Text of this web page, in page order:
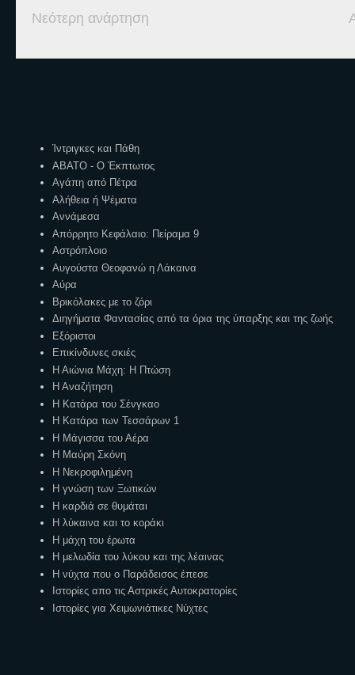
Νεότερη ανάρτηση
Ίντριγκες και Πάθη
ΑΒΑΤΟ - Ο Έκπτωτος
Αγάπη από Πέτρα
Αλήθεια ή Ψέματα
Αννάμεσα
Απόρρητο Κεφάλαιο: Πείραμα 9
Αστρόπλοιο
Αυγούστα Θεοφανώ η Λάκαινα
Αύρα
Βρικόλακες με το ζόρι
Διηγήματα Φαντασίας από τα όρια της ύπαρξης και της ζωής
Εξόριστοι
Επικίνδυνες σκιές
Η Αιώνια Μάχη: Η Πτώση
Η Αναζήτηση
Η Κατάρα του Σένγκαο
Η Κατάρα των Τεσσάρων 1
Η Μάγισσα του Αέρα
Η Μαύρη Σκόνη
Η Νεκροφιλημένη
Η γνώση των Ξωτικών
Η καρδιά σε θυμάται
Η λύκαινα και το κοράκι
Η μάχη του έρωτα
Η μελωδία του λύκου και της λέαινας
Η νύχτα που ο Παράδεισος έπεσε
Ιστορίες απο τις Αστρικές Αυτοκρατορίες
Ιστορίες για Χειμωνιάτικες Νύχτες